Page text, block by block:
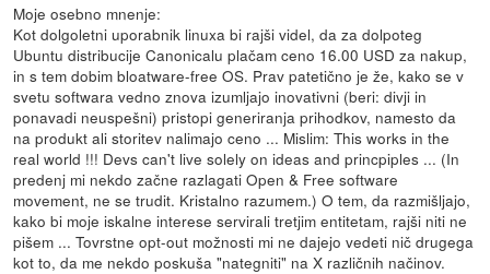
Moje osebno mnenje:
Kot dolgoletni uporabnik linuxa bi rajši videl, da za dolpoteg
Ubuntu distribucije Canonicalu plačam ceno 16.00 USD za nakup,
in s tem dobim bloatware-free OS. Prav patetično je že, kako se v
svetu softwara vedno znova izumljajo inovativni (beri: divji in
ponavadi neuspešni) pristopi generiranja prihodkov, namesto da
na produkt ali storitev nalimajo ceno ... Mislim: This works in the
real world !!! Devs can't live solely on ideas and princpiples ... (In
predenj mi nekdo začne razlagati Open & Free software
movement, ne se trudit. Kristalno razumem.) O tem, da razmišljajo,
kako bi moje iskalne interese servirali tretjim entitetam, rajši niti ne
pišem ... Tovrstne opt-out možnosti mi ne dajejo vedeti nič drugega
kot to, da me nekdo poskuša "nategniti" na X različnih načinov.